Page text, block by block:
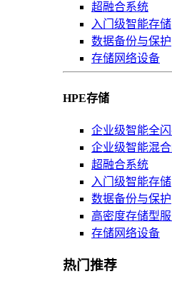
超融合系统
入门级智能存储
数据备份与保护
存储网络设备
HPE存储
企业级智能全
企业级智能混
超融合系统
入门级智能存储
数据备份与保护
高密度存储型
存储网络设备
热门推荐